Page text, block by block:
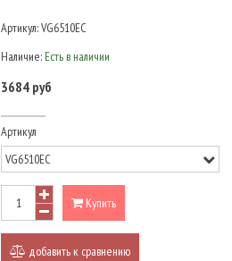
Артикул:VG6510EC
Наличие: Есть в наличии
3684 руб
Артикул
Купить
добавить к сравнению